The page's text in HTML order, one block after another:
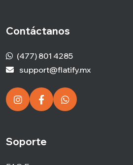
Contáctanos
(477) 801 4285
support@flatify.mx
Soporte